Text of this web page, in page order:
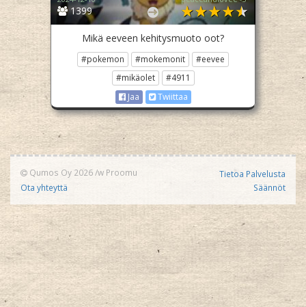
1399
Mikä eeveen kehitysmuoto oot?
#pokemon #mokemonit
#eevee
#mikäolet
#4911
Jaa
Twiittaa
Qumos Oy 2026/w Proomu
Ota yhteyttä
Tietoa Palvelusta
Säännöt